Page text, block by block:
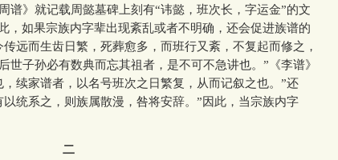
谱》就记载周懿墓碑上刻有“讳懿，班次长，字运金”的文
，如果宗族内字辈出现紊乱或者不明确，还会促进族谱的
远而生齿日繁，死葬愈多，而班行又紊，不复起而修之，
世子孙必有数典而忘其祖者，是不可不急讲也。”《李谱》
续家谱者，以名号班次之日繁复，从而记叙之也。”还
统系之，则族属散漫，咎将安辞。”因此，当宗族内字
二